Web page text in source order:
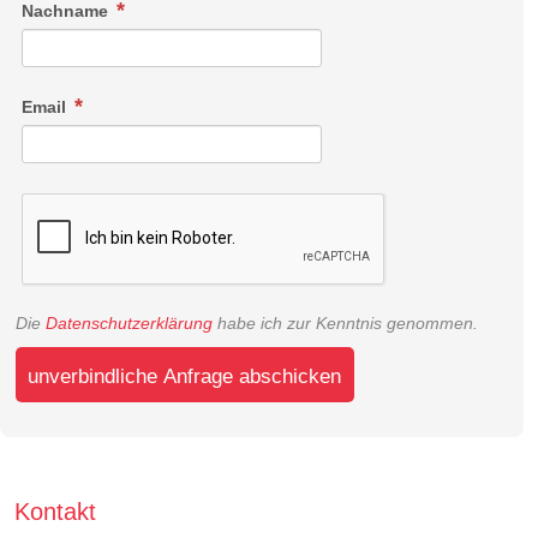
Nachname
Email
Die Datenschutzerklärung habe ich zur Kenntnis genommen.
unverbindliche Anfrage abschicken
Kontakt